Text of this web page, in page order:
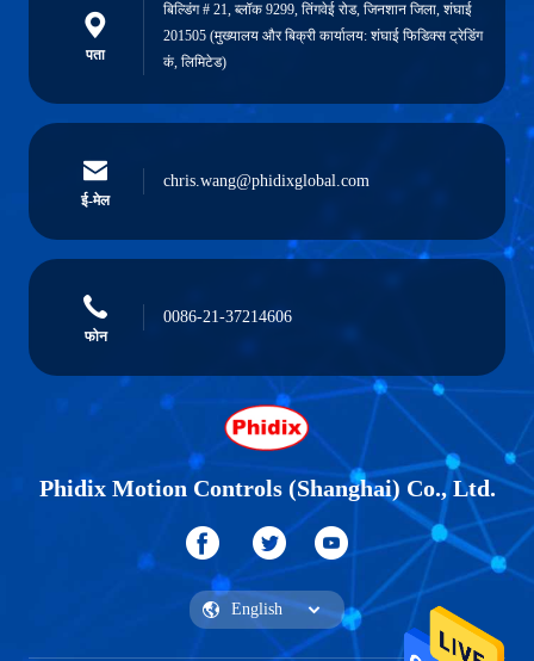
पता
बिल्डिंग # 21, ब्लॉक 9299, तिंगवेई रोड, जिनशान जिला, शंघाई
201505 (मुख्यालय और बिक्री कार्यालय: शंघाई फिडिक्स ट्रेडिंग
कं, लिमिटेड)
ई-मेल
chris.wang@phidixglobal.com
फोन
0086-21-37214606
Phidix Motion Controls (Shanghai) Co., Ltd.